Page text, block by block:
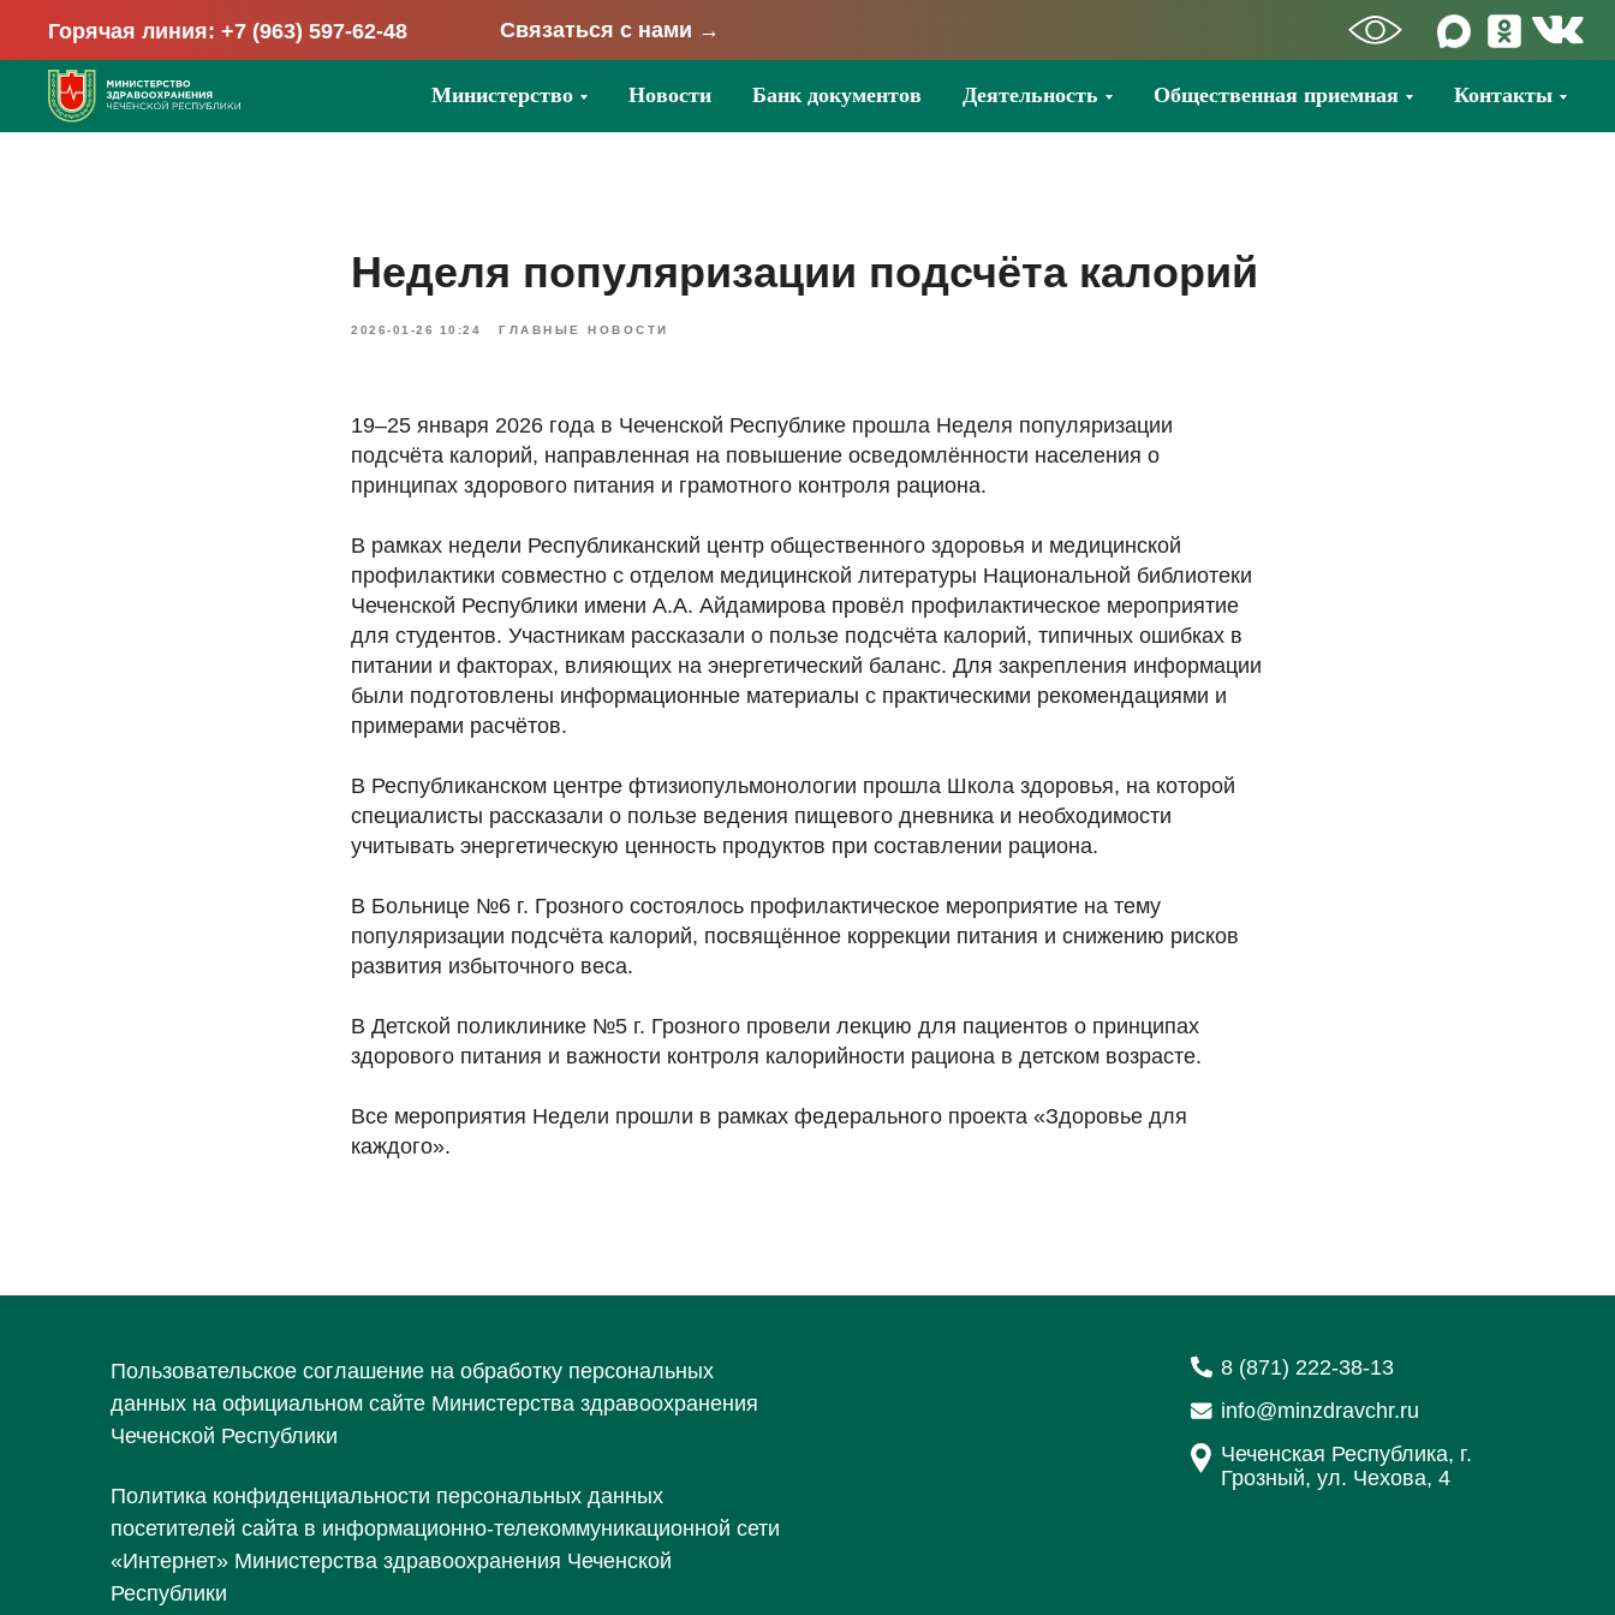
Горячая линия: +7 (963) 597-62-48 Связаться с нами →
Министерство Новости Банк документов Деятельность Общественная приемная Контакты
Неделя популяризации подсчёта калорий
2026-01-26 10:24 ГЛАВНЫЕ НОВОСТИ
19–25 января 2026 года в Чеченской Республике прошла Неделя популяризации
подсчёта калорий, направленная на повышение осведомлённости населения о
принципах здорового питания и грамотного контроля рациона.
В рамках недели Республиканский центр общественного здоровья и медицинской
профилактики совместно с отделом медицинской литературы Национальной библиотеки
Чеченской Республики имени А.А. Айдамирова провёл профилактическое мероприятие
для студентов. Участникам рассказали о пользе подсчёта калорий, типичных ошибках в
питании и факторах, влияющих на энергетический баланс. Для закрепления информации
были подготовлены информационные материалы с практическими рекомендациями и
примерами расчётов.
В Республиканском центре фтизиопульмонологии прошла Школа здоровья, на которой
специалисты рассказали о пользе ведения пищевого дневника и необходимости
учитывать энергетическую ценность продуктов при составлении рациона.
В Больнице №6 г. Грозного состоялось профилактическое мероприятие на тему
популяризации подсчёта калорий, посвящённое коррекции питания и снижению рисков
развития избыточного веса.
В Детской поликлинике №5 г. Грозного провели лекцию для пациентов о принципах
здорового питания и важности контроля калорийности рациона в детском возрасте.
Все мероприятия Недели прошли в рамках федерального проекта «Здоровье для
каждого».
Пользовательское соглашение на обработку персональных
данных на официальном сайте Министерства здравоохранения
Чеченской Республики
8 (871) 222-38-13
info@minzdravchr.ru
Чеченская Республика, г.
Грозный, ул. Чехова, 4
Политика конфиденциальности персональных данных
посетителей сайта в информационно-телекоммуникационной сети
«Интернет» Министерства здравоохранения Чеченской
Республики